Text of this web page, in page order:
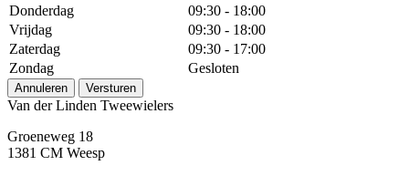
Donderdag
09:30 - 18:00
Vrijdag
09:30 - 18:00
Zaterdag
09:30 - 17:00
Zondag
Gesloten
Annuleren Versturen
Van der Linden Tweewielers
Groeneweg 18
1381 CM Weesp